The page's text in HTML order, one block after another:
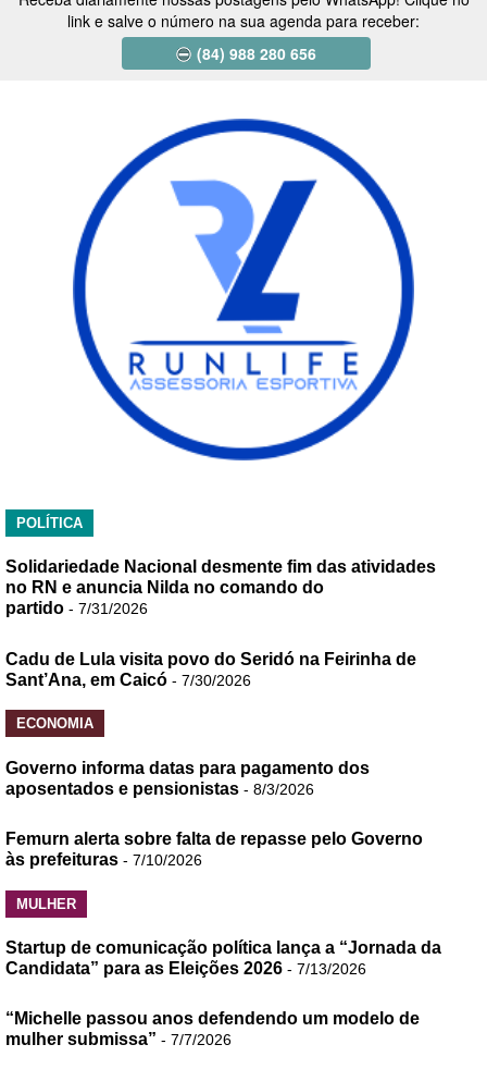
link e salve o número na sua agenda para receber:
(84) 988 280 656
POLÍTICA
Solidariedade Nacional desmente fim das atividades
no RN e anuncia Nilda no comando do
partido - 7/31/2026
Cadu de Lula visita povo do Seridó na Feirinha de
Sant’Ana, em Caicó - 7/30/2026
ECONOMIA
Governo informa datas para pagamento dos
aposentados e pensionistas - 8/3/2026
Femurn alerta sobre falta de repasse pelo Governo
às prefeituras - 7/10/2026
MULHER
Startup de comunicação política lança a “Jornada da
Candidata” para as Eleições 2026 - 7/13/2026
“Michelle passou anos defendendo um modelo de
mulher submissa” - 7/7/2026